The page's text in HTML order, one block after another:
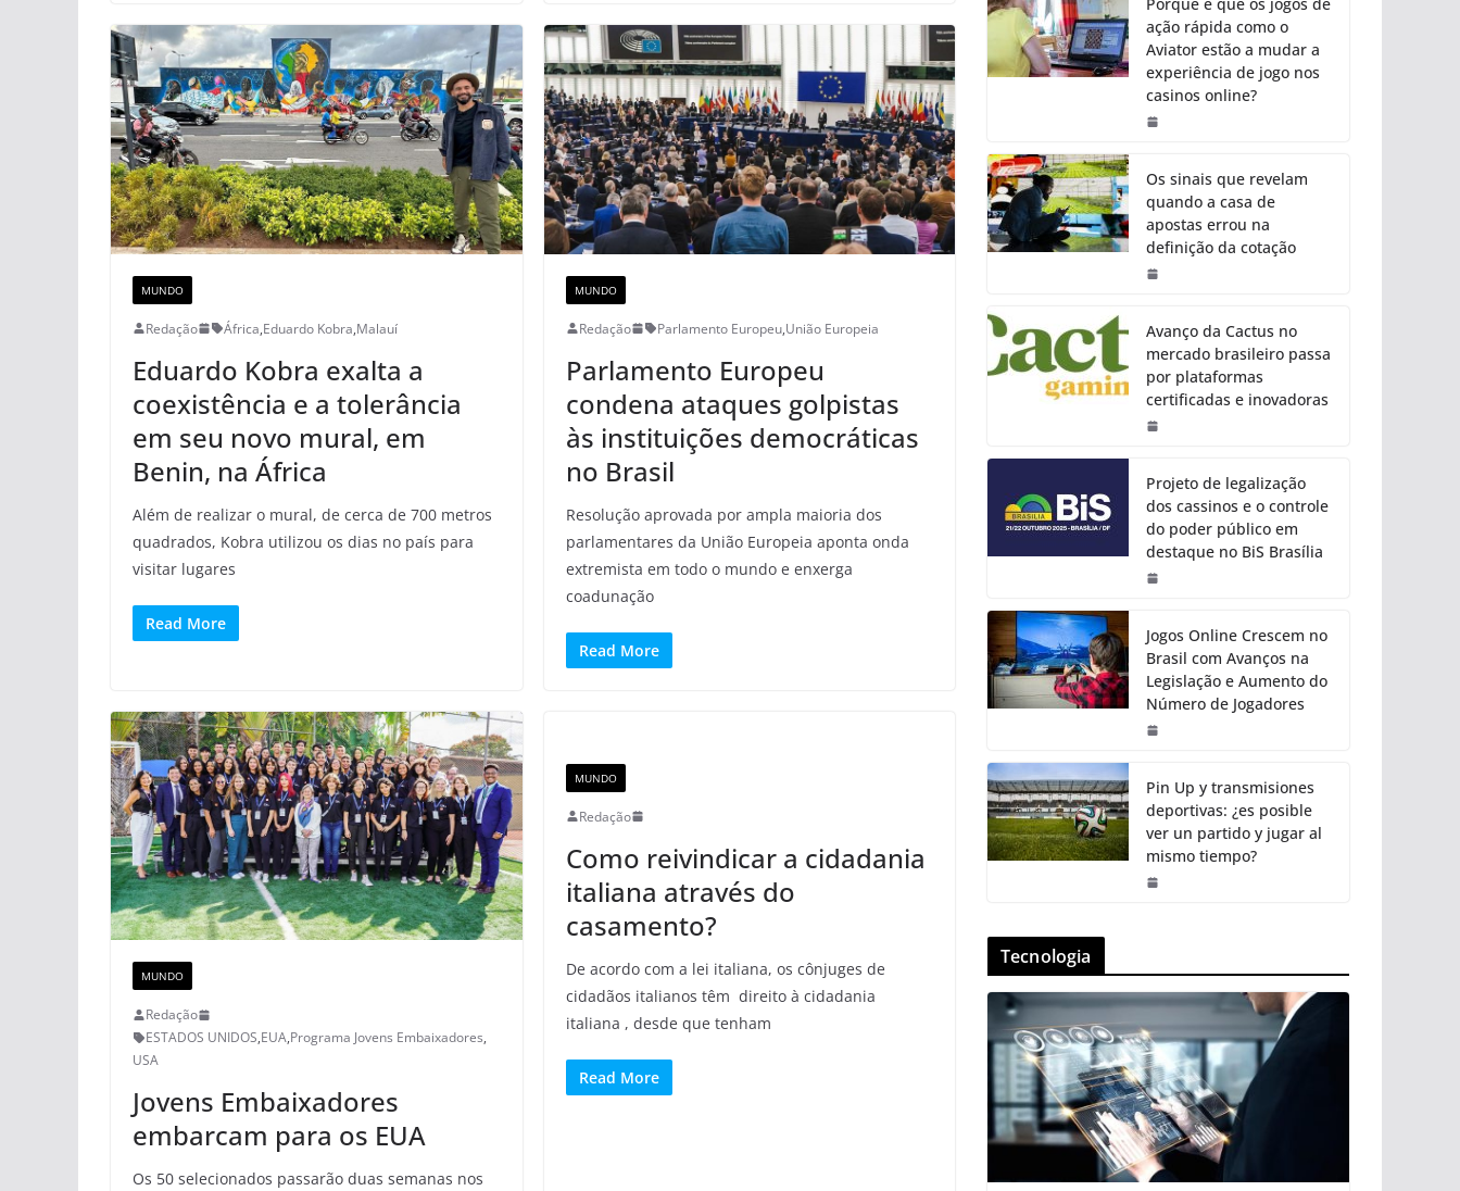
MUNDO
Redação África,Eduardo Kobra,Malauí
Eduardo Kobra exalta a
coexistência e a tolerância
em seu novo mural, em
Benin, na África
Além de realizar o mural, de cerca de 700 metros
quadrados, Kobra utilizou os dias no país para
visitar lugares
Read More
MUNDO
Redação Parlamento Europeu,União Europeia
Parlamento Europeu
condena ataques golpistas
às instituições democráticas
no Brasil
Resolução aprovada por ampla maioria dos
parlamentares da União Europeia aponta onda
extremista em todo o mundo e enxerga
coadunação
Read More
MUNDO
Redação
ESTADOS UNIDOS,EUA,Programa Jovens Embaixadores,
USA
Jovens Embaixadores
embarcam para os EUA
Os 50 selecionados passarão duas semanas nos
MUNDO
Redação
Como reivindicar a cidadania
italiana através do
casamento?
De acordo com a lei italiana, os cônjuges de
cidadãos italianos têm direito à cidadania
italiana , desde que tenham
Read More
ação rápida como o
Aviator estão a mudar a
experiência de jogo nos
casinos online?
Os sinais que revelam
quando a casa de
apostas errou na
definição da cotação
Avanço da Cactus no
mercado brasileiro passa
por plataformas
certificadas e inovadoras
Projeto de legalização
dos cassinos e o controle
do poder público em
destaque no BiS Brasília
Jogos Online Crescem no
Brasil com Avanços na
Legislação e Aumento do
Número de Jogadores
Pin Up y transmisiones
deportivas: ¿es posible
ver un partido y jugar al
mismo tiempo?
Tecnologia